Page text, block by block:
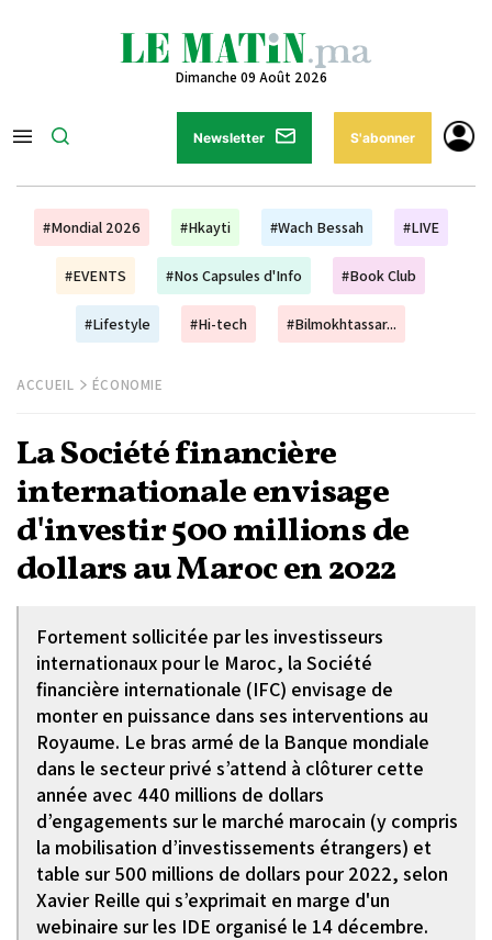
Dimanche 09 Août 2026
Newsletter S'abonner
#Mondial 2026 #Hkayti #Wach Bessah #LIVE
#EVENTS #Nos Capsules d'Info #Book Club
#Lifestyle #Hi-tech #Bilmokhtassar...
ACCUEIL ÉCONOMIE
La Société financière
internationale envisage
d'investir 500 millions de
dollars au Maroc en 2022
Fortement sollicitée par les investisseurs
internationaux pour le Maroc, la Société
financière internationale (IFC) envisage de
monter en puissance dans ses interventions au
Royaume. Le bras armé de la Banque mondiale
dans le secteur privé s’attend à clôturer cette
année avec 440 millions de dollars
d’engagements sur le marché marocain (y compris
la mobilisation d’investissements étrangers) et
table sur 500 millions de dollars pour 2022, selon
Xavier Reille qui s’exprimait en marge d'un
webinaire sur les IDE organisé le 14 décembre.